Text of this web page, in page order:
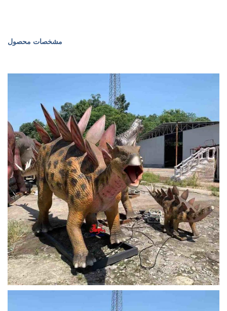
3. حرکت بدن بالا و پایین، چپ به
راست
4-حرکات پیاده روی
6. تخم گذاری
7. خم کردن بدن به جلو و عقب
8. تاب دادن دم
صدا
1. دایناسور غرش و تنفس.2.Custom
صداهای دیگر.
بسته
پلاستیک حباب دار / جعبه چوبی / کیف
هوا / بستگی به انتخاب مشتری دارد
مشخصات محصول